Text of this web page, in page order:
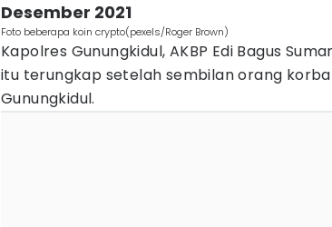
Desember 2021‎
Foto beberapa koin crypto(pexels/Roger Brown)
Kapolres Gunungkidul, AKBP Edi Bagus
itu terungkap setelah sembilan orang
Gunungkidul.